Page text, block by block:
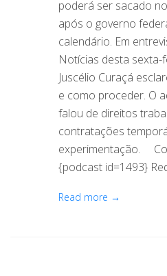
poderá ser sacado
após o governo
calendário. Em
Notícias desta sexta-
Juscélio Curaçá
e como proceder. O
falou de direitos
contratações
experimentação.
{podcast id=1493}
Read more →